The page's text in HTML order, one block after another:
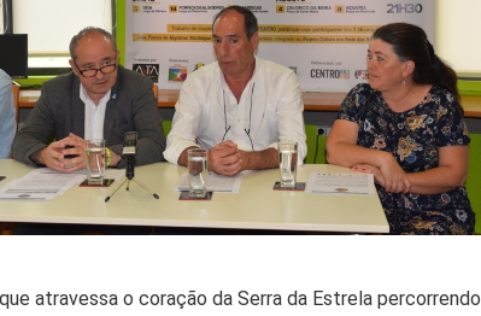
atravessa o coração da Serra da Estrela percorrendo